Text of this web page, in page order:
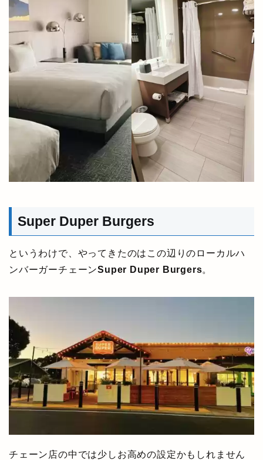
Super Duper Burgers
というわけで、やってきたのはこの辺りのローカルハ
ンバーガーチェーンSuper Duper Burgers。
チェーン店の中では少しお高めの設定かもしれません